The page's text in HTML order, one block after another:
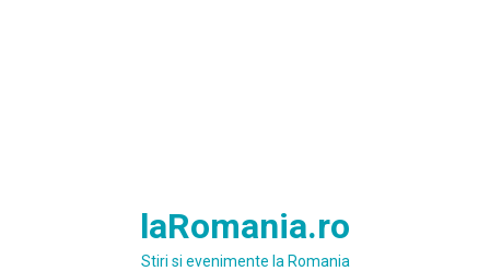
laRomania.ro
Stiri si evenimente la Romania